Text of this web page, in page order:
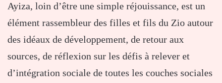
Ayiza, loin d’être une simple réjouissance, est un
élément rassembleur des filles et fils du Zio autour
des idéaux de développement, de retour aux
sources, de réflexion sur les défis à relever et
d’intégration sociale de toutes les couches sociales